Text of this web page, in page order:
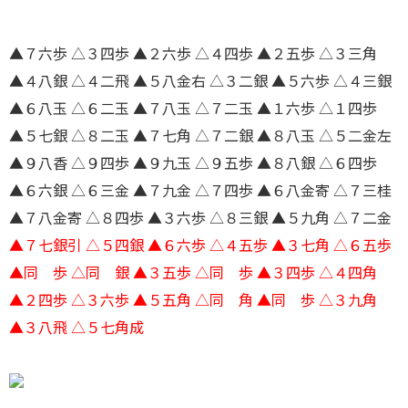
▲７六歩 △３四歩 ▲２六歩 △４四歩 ▲２五歩 △３三角
▲４八銀 △４二飛 ▲５八金右 △３二銀 ▲５六歩 △４三銀
▲６八玉 △６二玉 ▲７八玉 △７二玉 ▲１六歩 △１四歩
▲５七銀 △８二玉 ▲７七角 △７二銀 ▲８八玉 △５二金左
▲９八香 △９四歩 ▲９九玉 △９五歩 ▲８八銀 △６四歩
▲６六銀 △６三金 ▲７九金 △７四歩 ▲６八金寄 △７三桂
▲７八金寄 △８四歩 ▲３六歩 △８三銀 ▲５九角 △７二金
▲７七銀引 △５四銀 ▲６六歩 △４五歩 ▲３七角 △６五歩
▲同 歩 △同 銀 ▲３五歩 △同 歩 ▲３四歩 △４四角
▲２四歩 △３六歩 ▲５五角 △同 角 ▲同 歩 △３九角
▲３八飛 △５七角成